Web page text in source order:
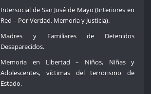
Intersocial de San José de Mayo (Interiores en
Red – Por Verdad, Memoria y Justicia).
Madres y Familiares de Detenidos
Desaparecidos.
Memoria en Libertad – Niños, Niñas y
Adolescentes, víctimas del terrorismo de
Estado.